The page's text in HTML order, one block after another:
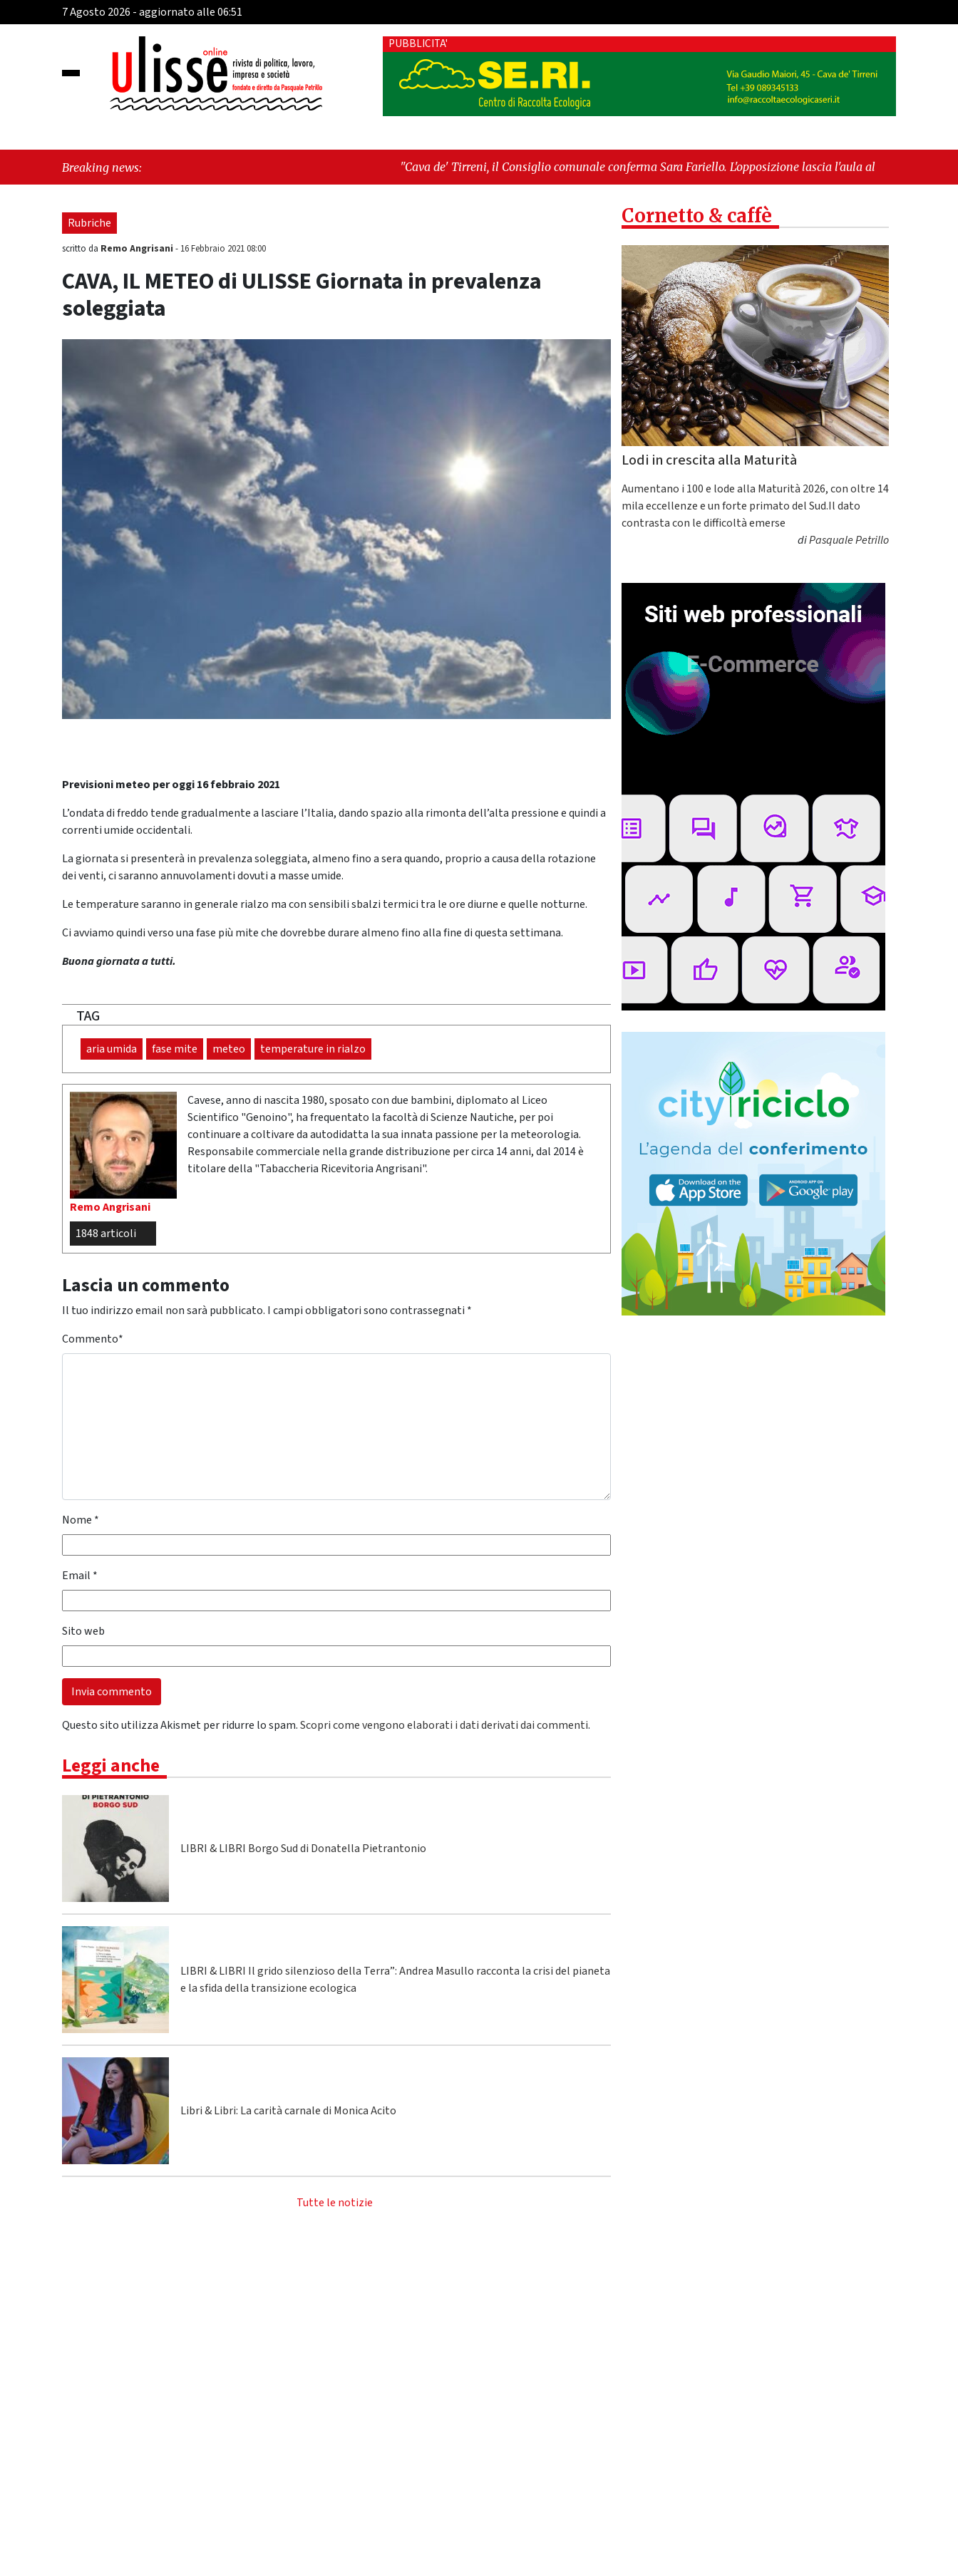
7 Agosto 2026 - aggiornato alle 06:51
PUBBLICITA'
Breaking news: "Cava de' Tirreni, il Consiglio comunale conferma Sara Fariello. L'opposizione lascia l'aula al momento del voto"
"Vietri sul Mare, giornata storica: la ceramica ammessa alla fase europea per l’IGP"
Rubriche
scritto da Remo Angrisani - 16 Febbraio 2021 08:00
CAVA, IL METEO di ULISSE Giornata in prevalenza
soleggiata
Previsioni meteo per oggi 16 febbraio 2021
L’ondata di freddo tende gradualmente a lasciare l’Italia, dando spazio alla rimonta dell’alta pressione e quindi a
correnti umide occidentali.
La giornata si presenterà in prevalenza soleggiata, almeno fino a sera quando, proprio a causa della rotazione
dei venti, ci saranno annuvolamenti dovuti a masse umide.
Le temperature saranno in generale rialzo ma con sensibili sbalzi termici tra le ore diurne e quelle notturne.
Ci avviamo quindi verso una fase più mite che dovrebbe durare almeno fino alla fine di questa settimana.
Buona giornata a tutti.
TAG
aria umida fase mite meteo temperature in rialzo
Remo Angrisani
1848 articoli
Cavese, anno di nascita 1980, sposato con due bambini, diplomato al Liceo
Scientifico "Genoino", ha frequentato la facoltà di Scienze Nautiche, per poi
continuare a coltivare da autodidatta la sua innata passione per la meteorologia.
Responsabile commerciale nella grande distribuzione per circa 14 anni, dal 2014 è
titolare della "Tabaccheria Ricevitoria Angrisani".
Lascia un commento
Il tuo indirizzo email non sarà pubblicato. I campi obbligatori sono contrassegnati *
Commento*
Nome *
Email *
Sito web
Questo sito utilizza Akismet per ridurre lo spam.Scopri come vengono elaborati i dati derivati dai commenti.
Leggi anche
LIBRI & LIBRI Borgo Sud di Donatella Pietrantonio
LIBRI & LIBRI Il grido silenzioso della Terra”: Andrea Masullo racconta la crisi del pianeta
e la sfida della transizione ecologica
Libri & Libri: La carità carnale di Monica Acito
Tutte le notizie
Cornetto & caffè
Lodi in crescita alla Maturità
Aumentano i 100 e lode alla Maturità 2026, con oltre 14
mila eccellenze e un forte primato del Sud.Il dato
contrasta con le difficoltà emerse
diPasquale Petrillo